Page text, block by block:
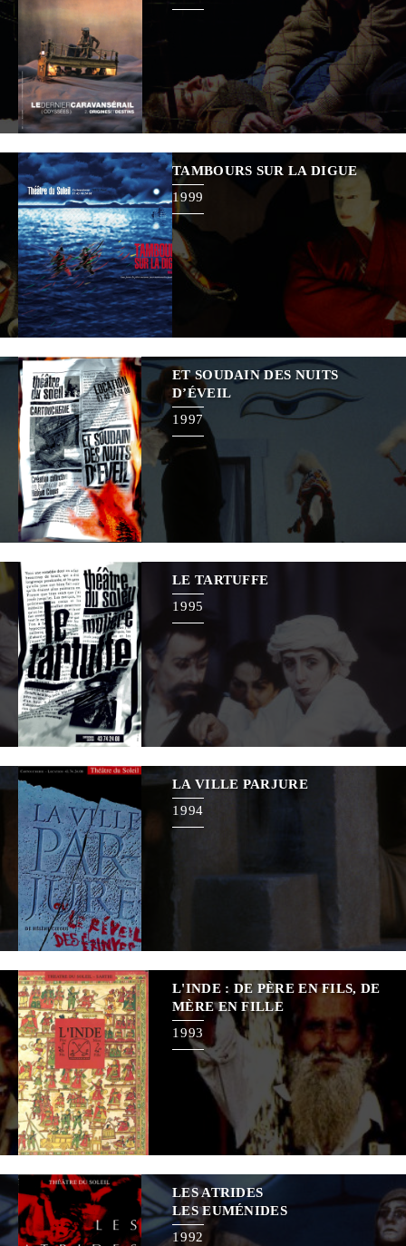
TAMBOURS SUR LA DIGUE
1999
ET SOUDAIN DES NUITS
D’ÉVEIL
1997
LE TARTUFFE
1995
LA VILLE PARJURE
1994
L'INDE : DE PÈRE EN FILS, DE
MÈRE EN FILLE
1993
LES ATRIDES
LES EUMÉNIDES
1992